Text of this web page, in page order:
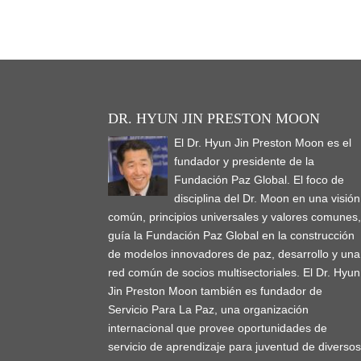
DR. HYUN JIN PRESTON MOON
El Dr. Hyun Jin Preston Moon es el
fundador y presidente de la
Fundación Paz Global. El foco de
disciplina del Dr. Moon en una visión
común, principios universales y valores comunes,
guía la Fundación Paz Global en la construcción
de modelos innovadores de paz, desarrollo y una
red común de socios multisectoriales. El Dr. Hyun
Jin Preston Moon también es fundador de
Servicio Para La Paz, una organización
internacional que provee oportunidades de
servicio de aprendizaje para juventud de diversos